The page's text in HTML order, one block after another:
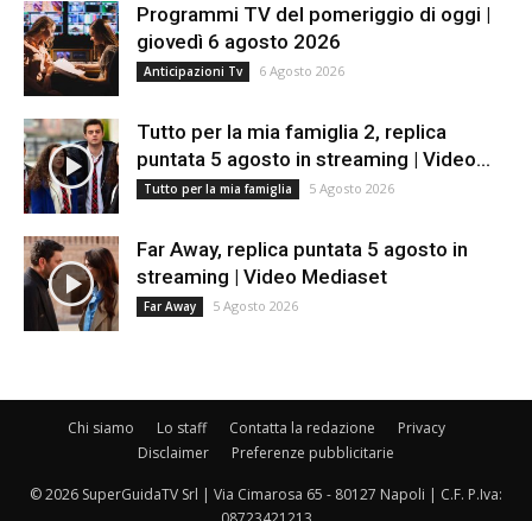
Programmi TV del pomeriggio di oggi |
giovedì 6 agosto 2026
Anticipazioni Tv 6 Agosto 2026
Tutto per la mia famiglia 2, replica
puntata 5 agosto in streaming | Video...
Tutto per la mia famiglia 5 Agosto 2026
Far Away, replica puntata 5 agosto in
streaming | Video Mediaset
Far Away 5 Agosto 2026
Chi siamo Lo staff Contatta la redazione
Privacy
Disclaimer
Preferenze pubblicitarie
© 2026 SuperGuidaTV Srl | Via Cimarosa 65 - 80127 Napoli | C.F. P.Iva: